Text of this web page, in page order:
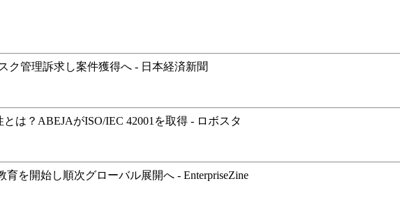
ク管理訴求し案件獲得へ - 日本経済新聞
は？ABEJAがISO/IEC 42001を取得 - ロボスタ
を開始し順次グローバル展開へ - EnterpriseZine